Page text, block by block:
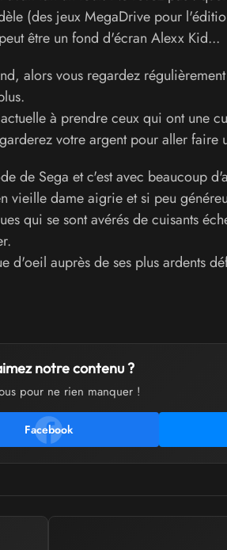
(des jeux MegaDrive pour
être un fond d'écran Alexx Kid...
alors vous regardez
à prendre ceux qui ont une
votre argent pour aller faire
de Sega et c'est avec beaucoup
vieille dame aigrie et si peu
qui se sont avérés de cuisants
d'oeil auprès de ses plus ardents
notre contenu ?
pour ne rien manquer !
Facebook